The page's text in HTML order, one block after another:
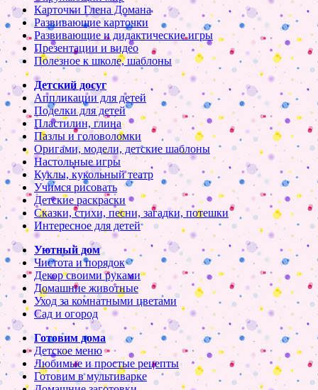
Карточки Глена Домана
Развивающие карточки
Развивающие и дидактические игры
Презентации и видео
Полезное к школе, шаблоны
Детский досуг
Аппликации для детей
Поделки для детей
Пластилин, глина
Пазлы и головоломки
Оригами, модели, детские шаблоны
Настольные игры
Куклы, кукольный театр
Учимся рисовать
Детские раскраски
Сказки, стихи, песни, загадки, потешки
Интересное для детей
Уютный дом
Чистота и порядок
Декор своими руками
Домашние животные
Уход за комнатными цветами
Сад и огород
Готовим дома
Детское меню
Любимые и простые рецепты
Готовим в мультиварке